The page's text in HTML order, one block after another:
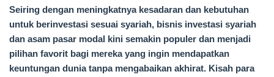
Seiring dengan meningkatnya kesadaran dan kebutuhan
untuk berinvestasi sesuai syariah, bisnis investasi syariah
dan asam pasar modal kini semakin populer dan menjadi
pilihan favorit bagi mereka yang ingin mendapatkan
keuntungan dunia tanpa mengabaikan akhirat. Kisah para